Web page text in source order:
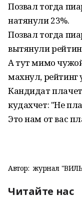
Позвал тогда
натянули 23%.
Позвал тогда
вытянули
А тут мимо
махнул, рейтинг
Кандидат
кудахчет: "Не
Это нам от вас
Автор: журнал
Читайте нас